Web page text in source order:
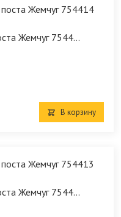
Жемчуг 7544...
В корзину
Жемчуг 7544...